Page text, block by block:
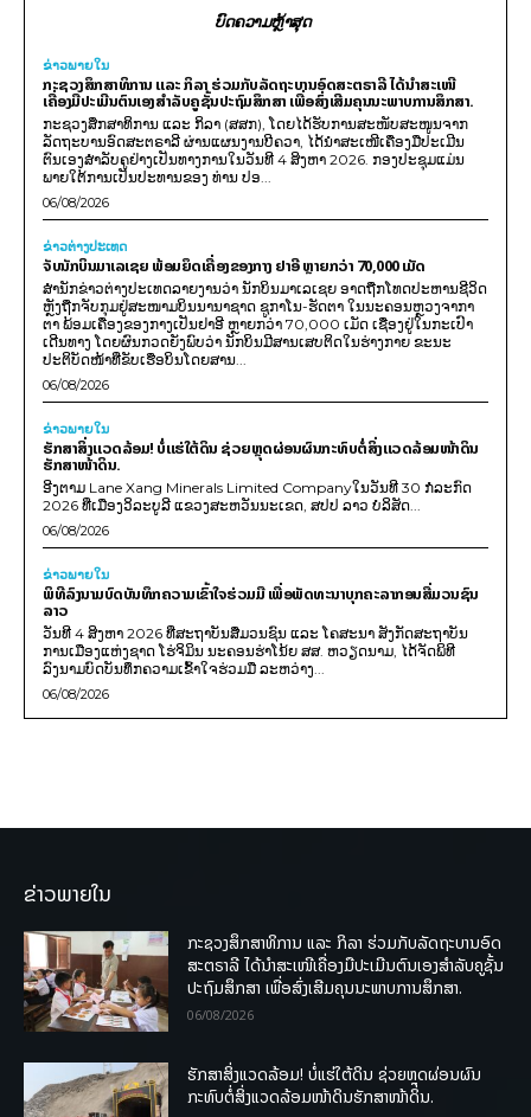
ບົດຄວາມຫຼ້າສຸດ
ຂ່າວພາຍ​ໃນ
ກະຊວງສຶກສາທິການ ແລະ ກິລາ ຮ່ວມກັບລັດຖະບານອົດສະຕຣາລີ ໄດ້ນຳສະເໜີ
ເຄື່ອງມືປະເມີນຕົນເອງສຳລັບຄູຊັ້ນປະຖົມສຶກສາ ເພື່ອສົ່ງເສີມຄຸນນະພາບການສຶກສາ.
ກະຊວງສຶກສາທິການ ແລະ ກິລາ (ສສກ), ໂດຍໄດ້ຮັບການສະໜັບສະໜູນຈາກ
ລັດຖະບານອົດສະຕຣາລີ ຜ່ານແຜນງານບີຄວາ, ໄດ້ນຳສະເໜີເຄື່ອງມືປະເມີນ
ຕົນເອງສຳລັບຄູຢ່າງເປັນທາງການໃນວັນທີ 4 ສິງຫາ 2026. ກອງປະຊຸມແມ່ນ
ພາຍໃຕ້ການເປັນປະທານຂອງ ທ່ານ ປອ...
06/08/2026
ຂ່າວຕ່າງປະເທດ
ຈັບນັກບິນມາເລເຊຍ ພ້ອມຍຶດເຄື່ອງຂອງກາງ ຢາອີ ຫຼາຍກວ່າ 70,000 ເມັດ
ສຳນັກຂ່າວຕ່າງປະເທດລາຍງານວ່າ ນັກບິນມາເລເຊຍ ອາດຖືກໂທດປະຫານຊີວິດ
ຫຼັງຖືກຈັບກຸມຢູ່ສະໜາມບິນນານາຊາດ ຊູກາໂນ-ຮັດຕາ ໃນນະຄອນຫຼວງຈາກາ
ຕາ ພ້ອມເຄື່ອງຂອງກາງເປັນຢາອີ ຫຼາຍກວ່າ 70,000 ເມັດ ເຊື່ອງຢູ່ໃນກະເປົາ
ເດີນທາງ ໂດຍຜົນກວດຍັງພົບວ່າ ນັກບິນມີສານເສບຕິດໃນຮ່າງກາຍ ຂະນະ
ປະຕິບັດໜ້າທີ່ຂັບເຮືອບິນໂດຍສານ...
06/08/2026
ຂ່າວພາຍ​ໃນ
ຮັກສາສິ່ງແວດລ້ອມ! ບໍ່ແຮ່ໃຕ້ດິນ ຊ່ວຍຫຼຸດຜ່ອນຜົນກະທົບຕໍ່ສິ່ງແວດລ້ອມໜ້າດິນ
ຮັກສາໜ້າດິນ.
ອີງຕາມ Lane Xang Minerals Limited Companyໃນວັນທີ 30 ກໍລະກົດ
2026 ທີ່ເມືອງວິລະບູລີ ແຂວງສະຫວັນນະເຂດ, ສປປ ລາວ ບໍລິສັດ...
06/08/2026
ຂ່າວພາຍ​ໃນ
ພິທີລົງນາມບົດບັນທຶກຄວາມເຂົ້າໃຈຮ່ວມມື ເພື່ອພັດທະນາບຸກຄະລາກອນສື່ມວນຊົນ
ລາວ
ວັນທີ 4 ສິງຫາ 2026 ທີ່ສະຖາບັນສື່ມວນຊົນ ແລະ ໂຄສະນາ ສັງກັດສະຖາບັນ
ການເມືອງແຫ່ງຊາດ ໂຮ່ຈິມິນ ນະຄອນຮ່າໂນ້ຍ ສສ. ຫວຽດນາມ, ໄດ້ຈັດພິທີ
ລົງນາມບົດບັນທຶກຄວາມເຂົ້າໃຈຮ່ວມມື ລະຫວ່າງ...
06/08/2026
ຂ່າວພາຍໃນ
ກະຊວງສຶກສາທິການ ແລະ ກິລາ ຮ່ວມກັບລັດຖະບານອົດ
ສະຕຣາລີ ໄດ້ນຳສະເໜີເຄື່ອງມືປະເມີນຕົນເອງສຳລັບຄູຊັ້ນ
ປະຖົມສຶກສາ ເພື່ອສົ່ງເສີມຄຸນນະພາບການສຶກສາ.
06/08/2026
ຮັກສາສິ່ງແວດລ້ອມ! ບໍ່ແຮ່ໃຕ້ດິນ ຊ່ວຍຫຼຸດຜ່ອນຜົນ
ກະທົບຕໍ່ສິ່ງແວດລ້ອມໜ້າດິນຮັກສາໜ້າດິນ.